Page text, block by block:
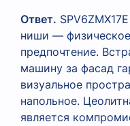
Ответ.
ниши —
предпочтение.
машину за фасад
визуальное
напольное.
является